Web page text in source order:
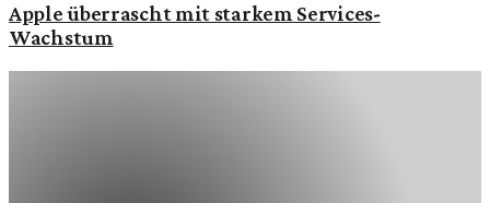
Apple überrascht mit starkem Services-
Wachstum